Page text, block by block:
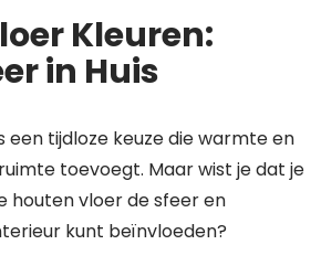
Kleuren:
in Huis
een tijdloze keuze die warmte en
toevoegt. Maar wist je dat je
houten vloer de sfeer en
kunt beïnvloeden?